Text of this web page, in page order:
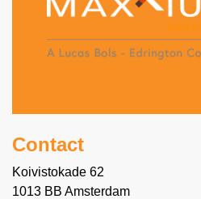
Contact
Koivistokade 62
1013 BB Amsterdam